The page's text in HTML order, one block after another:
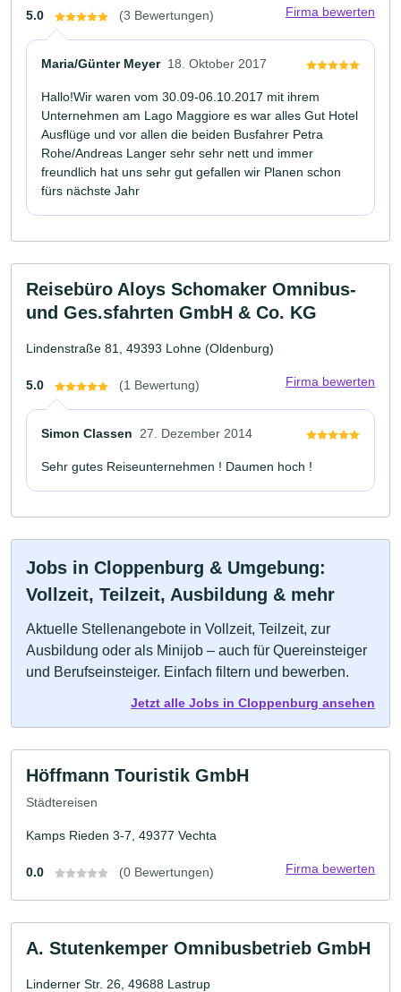
5.0 (3 Bewertungen) Firma bewerten
Maria/Günter Meyer 18. Oktober 2017
Hallo!Wir waren vom 30.09-06.10.2017 mit ihrem
Unternehmen am Lago Maggiore es war alles Gut Hotel
Ausflüge und vor allen die beiden Busfahrer Petra
Rohe/Andreas Langer sehr sehr nett und immer
freundlich hat uns sehr gut gefallen wir Planen schon
fürs nächste Jahr
Reisebüro Aloys Schomaker Omnibus-
und Ges.sfahrten GmbH & Co. KG
Lindenstraße 81, 49393 Lohne (Oldenburg)
5.0 (1 Bewertung) Firma bewerten
Simon Classen 27. Dezember 2014
Sehr gutes Reiseunternehmen ! Daumen hoch !
Jobs in Cloppenburg & Umgebung:
Vollzeit, Teilzeit, Ausbildung & mehr
Aktuelle Stellenangebote in Vollzeit, Teilzeit, zur
Ausbildung oder als Minijob – auch für Quereinsteiger
und Berufseinsteiger. Einfach filtern und bewerben.
Jetzt alle Jobs in Cloppenburg ansehen
Höffmann Touristik GmbH
Städtereisen
Kamps Rieden 3-7, 49377 Vechta
0.0 (0 Bewertungen) Firma bewerten
A. Stutenkemper Omnibusbetrieb GmbH
Linderner Str. 26, 49688 Lastrup